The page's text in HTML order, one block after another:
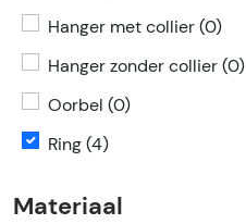
Hanger met collier (0)
Hanger zonder collier (0)
Oorbel (0)
Ring (4)
Materiaal